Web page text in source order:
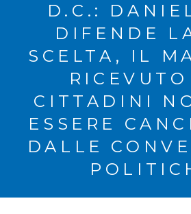
D.C.:
DIFENDE
SCELTA, IL
CITTADINI
ESSERE
DALLE